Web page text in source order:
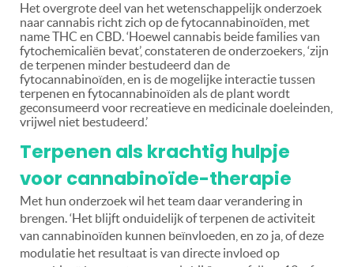
Het overgrote deel van het wetenschappelijk onderzoek
naar cannabis richt zich op de fytocannabinoïden, met
name THC en CBD. ‘Hoewel cannabis beide families van
fytochemicaliën bevat’, constateren de onderzoekers, ‘zijn
de terpenen minder bestudeerd dan de
fytocannabinoïden, en is de mogelijke interactie tussen
terpenen en fytocannabinoïden als de plant wordt
geconsumeerd voor recreatieve en medicinale doeleinden,
vrijwel niet bestudeerd.’
Terpenen als krachtig hulpje
voor cannabinoïde-therapie
Met hun onderzoek wil het team daar verandering in
brengen. ‘Het blijft onduidelijk of terpenen de activiteit
van cannabinoïden kunnen beïnvloeden, en zo ja, of deze
modulatie het resultaat is van directe invloed op